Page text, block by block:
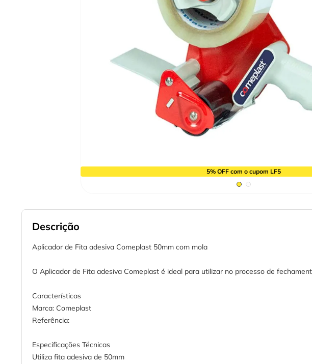
5% OFF com o cupom LF5
Descrição
Aplicador de Fita adesiva Comeplast 50mm com mola
O Aplicador de Fita adesiva Comeplast é ideal para utilizar no processo de
Características
Marca: Comeplast
Referência:
Especificações Técnicas
Utiliza fita adesiva de 50mm